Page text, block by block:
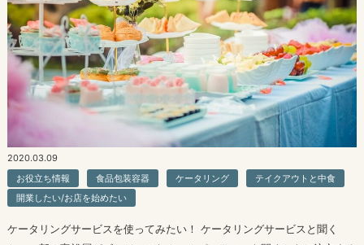
2020.03.09
お役立ち情報
食品包装容器 ケータリング
テイクアウトと中食
開業したい/お店を始めたい
ケータリングサービスを使ってみたい！ ケータリングサービスと聞く